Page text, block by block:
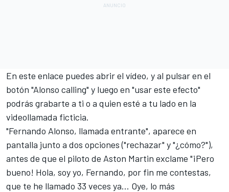
En este enlace puedes abrir el vídeo, y al pulsar en el
botón "Alonso calling" y luego en "usar este efecto"
podrás grabarte a ti o a quien esté a tu lado en la
videollamada ficticia.
"Fernando Alonso, llamada entrante", aparece en
pantalla junto a dos opciones ("rechazar" y "¿cómo?"),
antes de que el piloto de Aston Martin exclame "¡Pero
bueno! Hola, soy yo, Fernando, por fin me contestas,
que te he llamado 33 veces ya... Oye, lo más